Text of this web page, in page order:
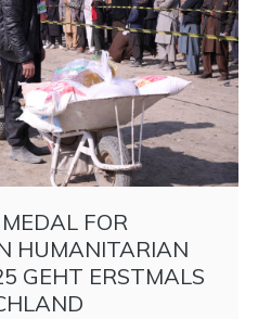
FOR
HUMANITARIAN
GEHT ERSTMALS